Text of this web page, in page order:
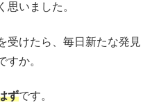
思いました。
受けたら、毎日新たな発見
すか。
ずです。